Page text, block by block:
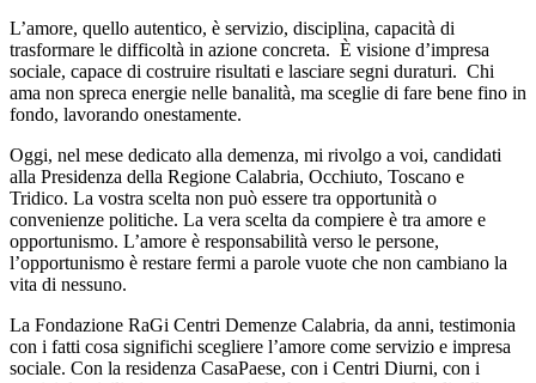
L’amore, quello autentico, è servizio, disciplina, capacità di
trasformare le difficoltà in azione concreta. È visione d’impresa
sociale, capace di costruire risultati e lasciare segni duraturi. Chi
ama non spreca energie nelle banalità, ma sceglie di fare bene fino in
fondo, lavorando onestamente.
Oggi, nel mese dedicato alla demenza, mi rivolgo a voi, candidati
alla Presidenza della Regione Calabria, Occhiuto, Toscano e
Tridico. La vostra scelta non può essere tra opportunità o
convenienze politiche. La vera scelta da compiere è tra amore e
opportunismo. L’amore è responsabilità verso le persone,
l’opportunismo è restare fermi a parole vuote che non cambiano la
vita di nessuno.
La Fondazione RaGi Centri Demenze Calabria, da anni, testimonia
con i fatti cosa significhi scegliere l’amore come servizio e impresa
sociale. Con la residenza CasaPaese, con i Centri Diurni, con i